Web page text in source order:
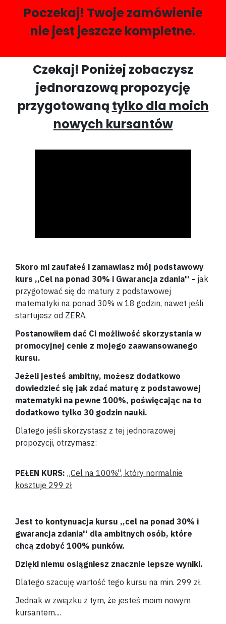
Poczekaj! Twoje zamówienie
nie jest jeszcze kompletne.
Czekaj! Poniżej zobaczysz
jednorazową propozycję
przygotowaną tylko dla moich
nowych kursantów
Skoro mi zaufałeś i zamawiasz mój podstawowy
kurs ,,Cel na ponad 30% i Gwarancja zdania'' - jak
przygotować się do matury z podstawowej
matematyki na ponad 30% w 18 godzin, nawet jeśli
startujesz od ZERA.
Postanowiłem dać Ci możliwość skorzystania w
promocyjnej cenie z mojego zaawansowanego
kursu.
Jeżeli jesteś ambitny, możesz dodatkowo
dowiedzieć się jak zdać maturę z podstawowej
matematyki na pewne 100%, poświęcając na to
dodatkowo tylko 30 godzin nauki.
Dlatego jeśli skorzystasz z tej jednorazowej
propozycji, otrzymasz:
PEŁEN KURS: „Cel na 100%'', który normalnie
kosztuje 299 zł
Jest to kontynuacja kursu ,,cel na ponad 30% i
gwarancja zdania'' dla ambitnych osób, które
chcą zdobyć 100% punków.
Dzięki niemu osiągniesz znacznie lepsze wyniki.
Dlatego szacuję wartość tego kursu na min. 299 zł.
Jednak w związku z tym, że jesteś moim nowym
kursantem....